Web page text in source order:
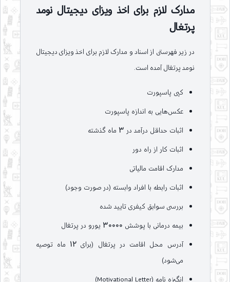
مدارک لازم برای اخذ ویزای دیجیتال نومد
پرتغال
در زیر فهرستی از اسناد و مدارک لازم برای اخذ ویزای دیجیتال
نومد پرتغال آمده است.
کپی پاسپورت
عکس‌هایی به اندازه پاسپورت
اثبات حداقل درآمد در 3 ماه گذشته
اثبات کار از راه دور
مدارک اقامت مالیاتی
اثبات رابطه با افراد وابسته (در صورت وجود)
بررسی سوابق کیفری تایید شده
بیمه درمانی با پوشش 30000 یورو در پرتغال
آدرس محل اقامت در پرتغال (برای 12 ماه توصیه
می‌شود)